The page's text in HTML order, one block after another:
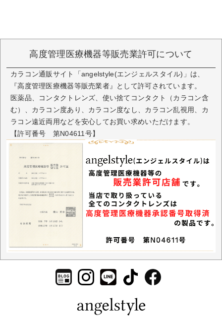
高度管理医療機器等販売業許可について
カラコン通販サイト「angelstyle(エンジェルスタイル)」は、
『高度管理医療機器等販売業者』として許可されています。
医薬品、コンタクトレンズ、使い捨てコンタクト（カラコン含
む）、カラコン度あり、カラコン度なし、カラコン乱視用、カ
ラコン遠近両用などを安心してお買い求めいただけます。
【許可番号 第N04611号】